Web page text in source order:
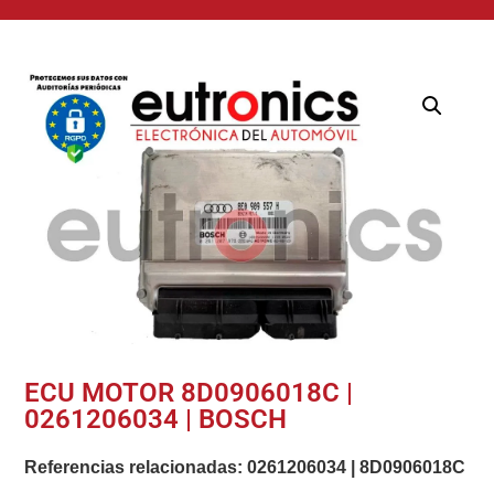
ECU MOTOR 8D0906018C |
0261206034 | BOSCH
Referencias relacionadas:0261206034 |8D0906018C